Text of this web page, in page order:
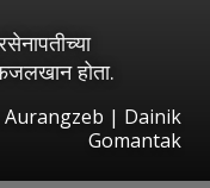
होता.
Aurangzeb | Dainik
Gomantak